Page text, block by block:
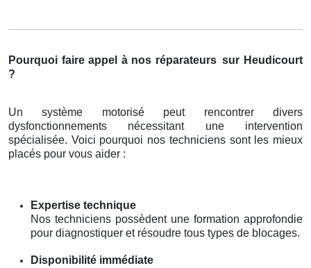
Pourquoi faire appel à nos réparateurs sur Heudicourt
?
Un système motorisé peut rencontrer divers
dysfonctionnements nécessitant une intervention
spécialisée. Voici pourquoi nos techniciens sont les mieux
placés pour vous aider :
Expertise technique
Nos techniciens possèdent une formation approfondie
pour diagnostiquer et résoudre tous types de blocages.
Disponibilité immédiate